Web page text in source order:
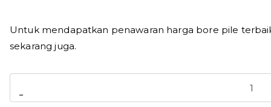
Untuk mendapatkan penawaran harga bore pile
sekarang juga.
-
Harga